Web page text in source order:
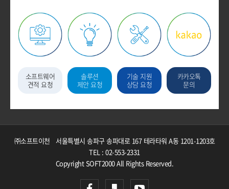
소프트웨어
견적 요청
솔루션
제안 요청
기술 지원
상담 요청
카카오톡
문의
㈜소프트이천
서울특별시 송파구 송파대로 167 테라타워 A동 1201-1203호
TEL : 02-553-2331
Copyright SOFT2000 All Rights Reserved.